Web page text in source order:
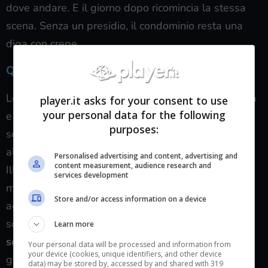
dove andare. E il giorno dopo ricomincia la stessa
scena. Senza un presidio, il condominio resta una
diga con crepe.
Quali risposte possibili
Le soluzioni esistono, se si tengono insieme legalità
e prossimità. Un presidio fisso nelle ore critiche. Un
servizio di portierato sociale, già sperimentato
altrove, che unisce controllo, ascolto e mediazione.
Illuminazione e videocamere funzionanti,
manutenzione rapida degli accessi, porte sicure ma
agibili per chi ci vive. Pattugliamenti mirati, sì, ma
soprattutto corridoi vivi: sportelli mobili dei
sociali, interventi in tempo reale quando spunta un
giaciglio, percorsi di alloggio temporaneo regolato
player.it asks for your consent to use
your personal data for the following
purposes:
Personalised advertising and content, advertising and
content measurement, audience research and
services development
Store and/or access information on a device
Learn more
Your personal data will be processed and information from
your device (cookies, unique identifiers, and other device
data) may be stored by, accessed by and shared with 319